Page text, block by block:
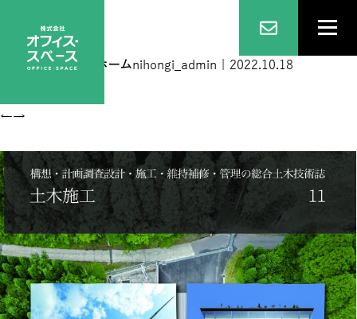
表紙11月号| ホームnihongi_admin 2022.10.18
←→